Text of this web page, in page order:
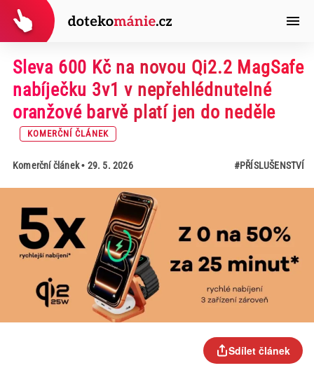
Sleva 600 Kč na novou Qi2.2 MagSafe
nabíječku 3v1 v nepřehlédnutelné
oranžové barvě platí jen do neděle
KOMERČNÍ ČLÁNEK
Komerční článek• 29. 5. 2026 #PŘÍSLUŠENSTVÍ
Sdílet článek